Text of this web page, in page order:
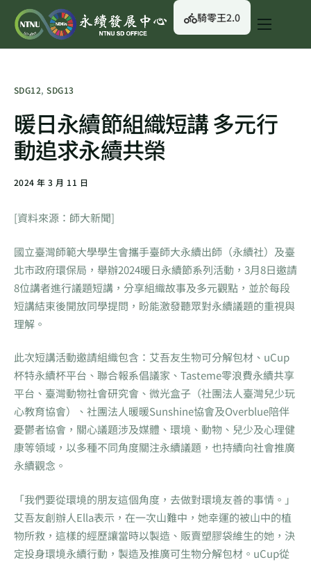
關於我們
永續資訊
校園綠生活
English
騎零王2.0
SDG12,SDG13
暖日永續節組織短講 多元行
動追求永續共榮
2024 年 3 月 11 日
[資料來源：師大新聞]
國立臺灣師範大學學生會攜手臺師大永續出師（永續社）及臺
北市政府環保局，舉辦2024暖日永續節系列活動，3月8日邀請
8位講者進行議題短講，分享組織故事及多元觀點，並於每段
短講結束後開放同學提問，盼能激發聽眾對永續議題的重視與
理解。
此次短講活動邀請組織包含：艾吾友生物可分解包材、uCup
杯特永續杯平台、聯合報系倡議家、Tasteme零浪費永續共享
平台、臺灣動物社會研究會、微光盒子（社團法人臺灣兒少玩
心教育協會）、社團法人暖暖Sunshine協會及Overblue陪伴
憂鬱者協會，關心議題涉及媒體、環境、動物、兒少及心理健
康等領域，以多種不同角度關注永續議題，也持續向社會推廣
永續觀念。
「我們要從環境的朋友這個角度，去做對環境友善的事情。」
艾吾友創辦人Ella表示，在一次山難中，她幸運的被山中的植
物所救，這樣的經歷讓當時以製造、販賣塑膠袋維生的她，決
定投身環境永續行動，製造及推廣可生物分解包材。uCup從